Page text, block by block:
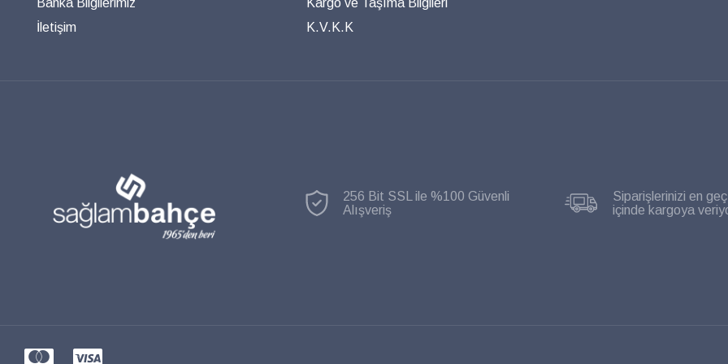
Banka Bilgilerimiz
İletişim
Kargo ve Taşıma Bilgileri
K.V.K.K
256 Bit SSL ile %100 Güvenli
Alışveriş
Siparişlerinizi en
içinde kargoya